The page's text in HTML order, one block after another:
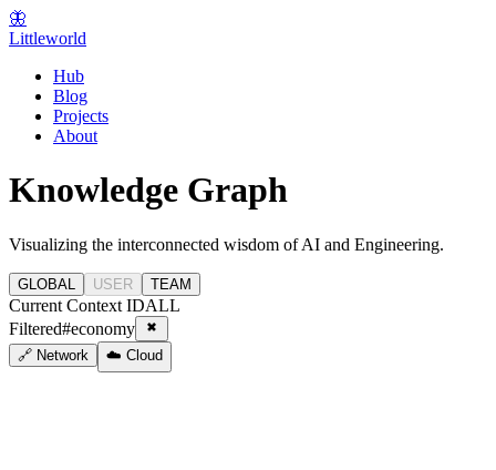
🦋
Littleworld
Hub
Blog
Projects
About
Knowledge Graph
Visualizing the interconnected wisdom of AI and Engineering.
GLOBAL USER TEAM
Current Context IDALL
Filtered#economy
🔗 Network ☁️ Cloud